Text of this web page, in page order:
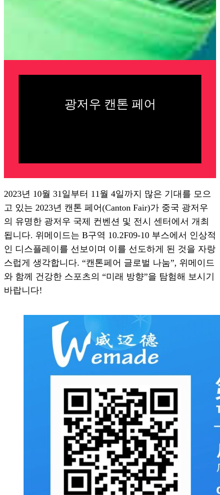
광저우 캔톤 페어
2023년 10월 31일부터 11월 4일까지 많은 기대를 모으
고 있는 2023년 캔톤 페어(Canton Fair)가 중국 광저우
의 유명한 광저우 국제 컨벤션 및 전시 센터에서 개최
됩니다. 위메이드는 B구역 10.2F09-10 부스에서 인상적
인 디스플레이를 선보이며 이를 선도하게 된 것을 자랑
스럽게 생각합니다. “캔톤페어 글로벌 나눔”, 위메이드
와 함께 건강한 스포츠의 “미래 방향”을 탐험해 보시기
바랍니다!